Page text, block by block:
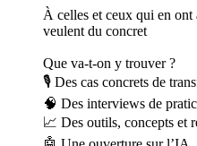
Pourquoi cette chaine de
vitesse… mais les résultats
retards, bugs, irritants,
une autre voie : le Lean
approche radicalement
résolution de problèmes et